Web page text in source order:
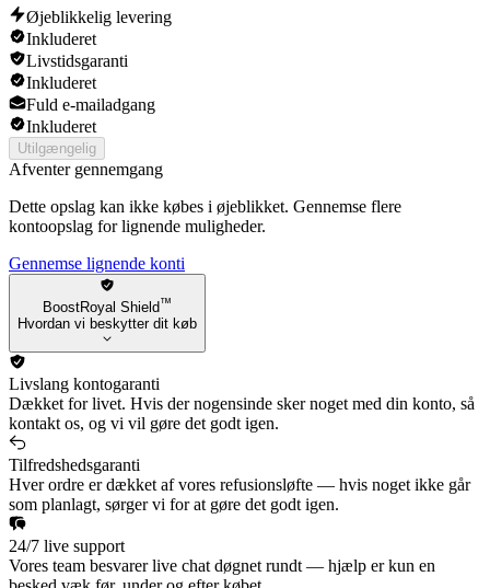
Shyvana
Rengar
Senna
Lucian
Varus
Sejuani
Xayah
Fiora
Ziggs
Qiyana
Draven
Nilah
Øjeblikkelig levering
Inkluderet
Livstidsgaranti
Inkluderet
Fuld e-mailadgang
Inkluderet
Utilgængelig
Afventer gennemgang
Dette opslag kan ikke købes i øjeblikket. Gennemse flere
kontoopslag for lignende muligheder.
Gennemse lignende konti
BoostRoyal Shield™
Hvordan vi beskytter dit køb
Livslang kontogaranti
Dækket for livet. Hvis der nogensinde sker noget med din konto, så
kontakt os, og vi vil gøre det godt igen.
Tilfredshedsgaranti
Hver ordre er dækket af vores refusionsløfte — hvis noget ikke går
som planlagt, sørger vi for at gøre det godt igen.
24/7 live support
Vores team besvarer live chat døgnet rundt — hjælp er kun en